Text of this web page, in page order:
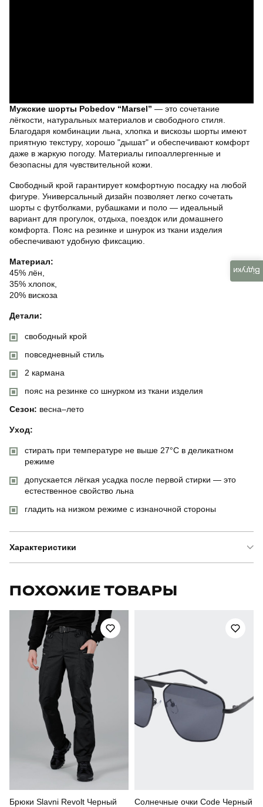
Мужские шорты Pobedov “Marsel” — это сочетание
лёгкости, натуральных материалов и свободного стиля.
Благодаря комбинации льна, хлопка и вискозы шорты имеют
приятную текстуру, хорошо "дышат" и обеспечивают комфорт
даже в жаркую погоду. Материалы гипоаллергенные и
безопасны для чувствительной кожи.
Свободный крой гарантирует комфортную посадку на любой
фигуре. Универсальный дизайн позволяет легко сочетать
шорты с футболками, рубашками и поло — идеальный
вариант для прогулок, отдыха, поездок или домашнего
комфорта. Пояс на резинке и шнурок из ткани изделия
обеспечивают удобную фиксацию.
Материал:
45% лён,
35% хлопок,
20% вискоза
Детали:
свободный крой
повседневный стиль
2 кармана
пояс на резинке со шнурком из ткани изделия
Сезон: весна–лето
Уход:
стирать при температуре не выше 27°C в деликатном
режиме
допускается лёгкая усадка после первой стирки — это
естественное свойство льна
гладить на низком режиме с изнаночной стороны
Характеристики
Артикул SOhr23872XLwh
Призначення
повсякденний
Склад тканини
Країна - виробник
ПОХОЖИЕ ТОВАРЫ
Брюки Slavni Revolt Черный
Солнечные очки Code Черный
Відгуки